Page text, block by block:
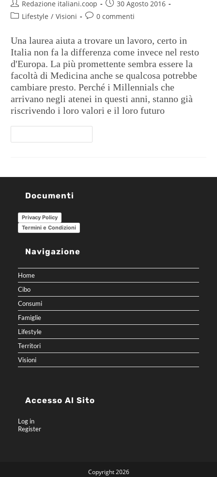
Redazione italiani.coop
30 Agosto 2016
Lifestyle / Visioni 0 commenti
Una laurea aiuta a trovare un lavoro, certo in
Italia non fa la differenza come invece nel resto
d'Europa. La più promettente sembra essere la
facoltà di Medicina anche se qualcosa potrebbe
cambiare presto. Perché i Millennials che
arrivano negli atenei in questi anni, stanno già
riscrivendo i loro valori e il loro futuro
Documenti
Privacy Policy
Termini e Condizioni
Navigazione
Home
Cibo
Consumi
Famiglie
Lifestyle
Territori
Visioni
Accesso Al Sito
Log in
Register
Copyright 2026